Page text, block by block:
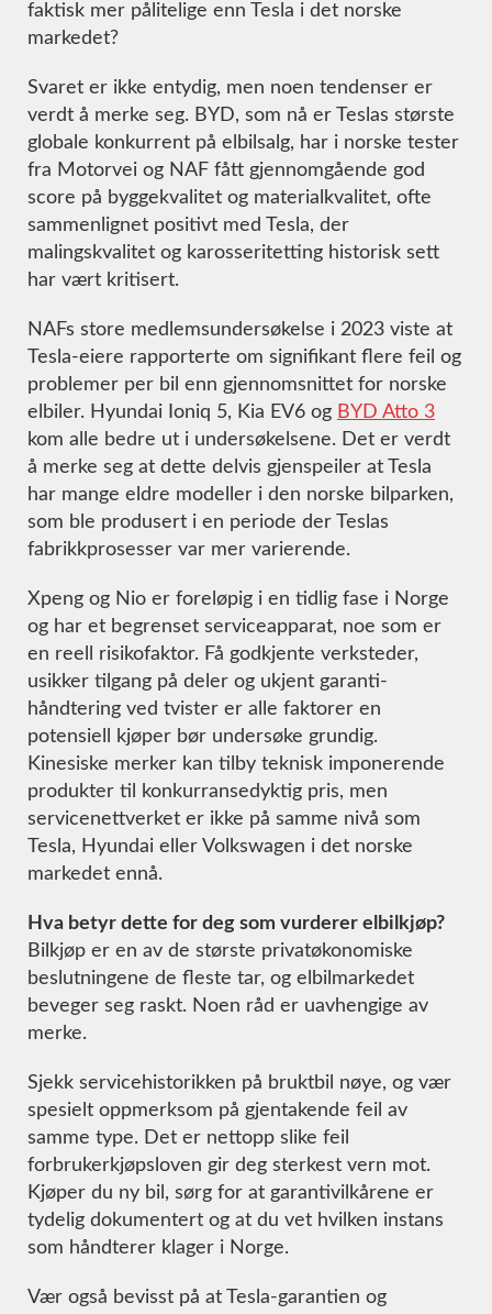
faktisk mer pålitelige enn Tesla i det norske
markedet?
Svaret er ikke entydig, men noen tendenser er
verdt å merke seg. BYD, som nå er Teslas største
globale konkurrent på elbilsalg, har i norske tester
fra Motorvei og NAF fått gjennomgående god
score på byggekvalitet og materialkvalitet, ofte
sammenlignet positivt med Tesla, der
malingskvalitet og karosseritetting historisk sett
har vært kritisert.
NAFs store medlemsundersøkelse i 2023 viste at
Tesla-eiere rapporterte om signifikant flere feil og
problemer per bil enn gjennomsnittet for norske
elbiler. Hyundai Ioniq 5, Kia EV6 og BYD Atto 3
kom alle bedre ut i undersøkelsene. Det er verdt
å merke seg at dette delvis gjenspeiler at Tesla
har mange eldre modeller i den norske bilparken,
som ble produsert i en periode der Teslas
fabrikkprosesser var mer varierende.
Xpeng og Nio er foreløpig i en tidlig fase i Norge
og har et begrenset serviceapparat, noe som er
en reell risikofaktor. Få godkjente verksteder,
usikker tilgang på deler og ukjent garanti-
håndtering ved tvister er alle faktorer en
potensiell kjøper bør undersøke grundig.
Kinesiske merker kan tilby teknisk imponerende
produkter til konkurransedyktig pris, men
servicenettverket er ikke på samme nivå som
Tesla, Hyundai eller Volkswagen i det norske
markedet ennå.
Hva betyr dette for deg som vurderer elbilkjøp?
Bilkjøp er en av de største privatøkonomiske
beslutningene de fleste tar, og elbilmarkedet
beveger seg raskt. Noen råd er uavhengige av
merke.
Sjekk servicehistorikken på bruktbil nøye, og vær
spesielt oppmerksom på gjentakende feil av
samme type. Det er nettopp slike feil
forbrukerkjøpsloven gir deg sterkest vern mot.
Kjøper du ny bil, sørg for at garantivilkårene er
tydelig dokumentert og at du vet hvilken instans
som håndterer klager i Norge.
Vær også bevisst på at Tesla-garantien og